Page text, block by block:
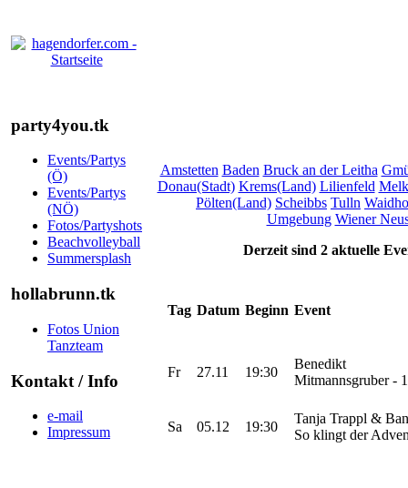
party4you.tk
Events/Partys
(Ö)
Events/Partys
(NÖ)
Fotos/Partyshots
Beachvolleyball
Summersplash
hollabrunn.tk
Fotos Union
Tanzteam
Kontakt / Info
e-mail
Impressum
Amstetten Baden Bruck an der Leitha
Donau(Stadt) Krems(Land) Lilienfeld Melk
Pölten(Land) Scheibbs Tulln
Umgebung Wiener
Derzeit sind 2 aktuelle
Tag Datum Beginn Event
Fr 27.11 19:30
Benedikt
Mitmannsgruber -
Sa 05.12 19:30
Tanja Trappl &
So klingt der